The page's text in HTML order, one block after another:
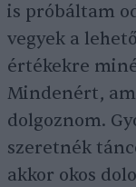
is próbáltam
vegyek a
értékekre
Mindenért,
dolgoznom.
szeretnék
akkor okos